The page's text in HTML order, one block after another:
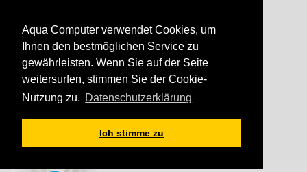
Aqua Computer verwendet Cookies, um
Ihnen den bestmöglichen Service zu
gewährleisten. Wenn Sie auf der Seite
weitersurfen, stimmen Sie der Cookie-
Nutzung zu. Datenschutzerklärung
Ich stimme zu